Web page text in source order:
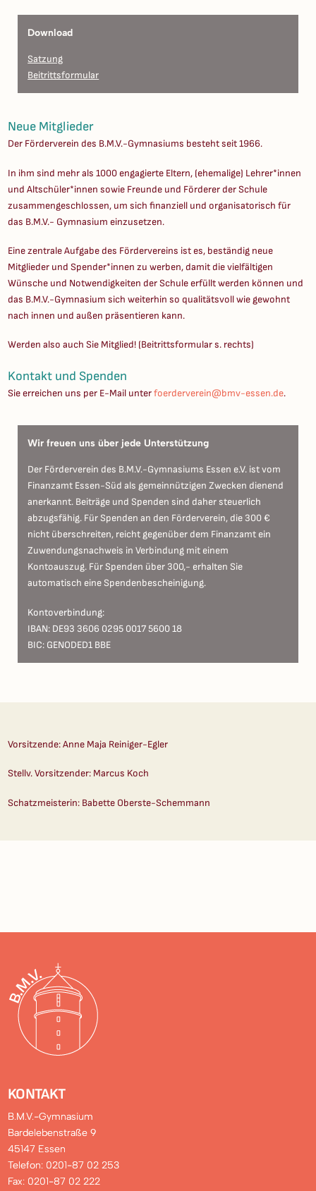
Download
Satzung
Beitrittsformular
Neue Mitglieder
Der Förderverein des B.M.V.-Gymnasiums besteht seit 1966.
In ihm sind mehr als 1000 engagierte Eltern, (ehemalige) Lehrer*innen
und Altschüler*innen sowie Freunde und Förderer der Schule
zusammengeschlossen, um sich finanziell und organisatorisch für
das B.M.V.- Gymnasium einzusetzen.
Eine zentrale Aufgabe des Fördervereins ist es, beständig neue
Mitglieder und Spender*innen zu werben, damit die vielfältigen
Wünsche und Notwendigkeiten der Schule erfüllt werden können und
das B.M.V.-Gymnasium sich weiterhin so qualitätsvoll wie gewohnt
nach innen und außen präsentieren kann.
Werden also auch Sie Mitglied! (Beitrittsformular s. rechts)
Kontakt und Spenden
Sie erreichen uns per E-Mail unterfoerderverein@bmv-essen.de.
Wir freuen uns über jede Unterstützung
Der Förderverein des B.M.V.-Gymnasiums Essen e.V. ist vom
Finanzamt Essen-Süd als gemeinnützigen Zwecken dienend
anerkannt. Beiträge und Spenden sind daher steuerlich
abzugsfähig. Für Spenden an den Förderverein, die 300 €
nicht überschreiten, reicht gegenüber dem Finanzamt ein
Zuwendungsnachweis in Verbindung mit einem
Kontoauszug. Für Spenden über 300,- erhalten Sie
automatisch eine Spendenbescheinigung.
Kontoverbindung:
IBAN: DE93 3606 0295 0017 5600 18
BIC: GENODED1 BBE
Vorsitzende: Anne Maja Reiniger-Egler
Stellv. Vorsitzender: Marcus Koch
Schatzmeisterin: Babette Oberste-Schemmann
KONTAKT
B.M.V.-Gymnasium
Bardelebenstraße 9
45147 Essen
Telefon: 0201-87 02 253
Fax: 0201-87 02 222